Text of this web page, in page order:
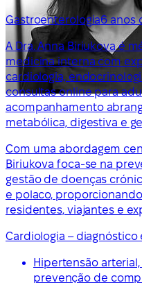
Gastroenterologia6 anos
A Dra. Anna Biriukova é
medicina interna com
cardiologia,
consultas online para
acompanhamento
metabólica, digestiva e
Com uma abordagem
Biriukova foca-se na
gestão de doenças
e polaco,
residentes, viajantes e
Cardiologia –
Hipertensão
prevenção de